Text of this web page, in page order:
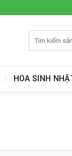
kiếm:
HOA SINH